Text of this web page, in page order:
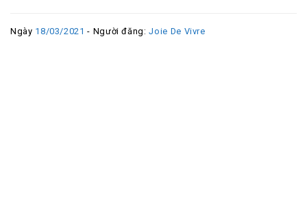
Ngày 18/03/2021 - Người đăng:Joie De Vivre